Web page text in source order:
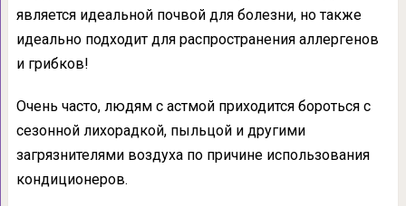
является идеальной почвой для болезни, но также
идеально подходит для распространения аллергенов
и грибков!
Очень часто, людям с астмой приходится бороться с
сезонной лихорадкой, пыльцой и другими
загрязнителями воздуха по причине использования
кондиционеров.